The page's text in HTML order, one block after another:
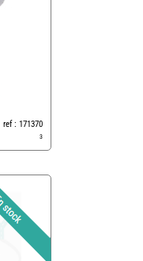
ref : 171370
3